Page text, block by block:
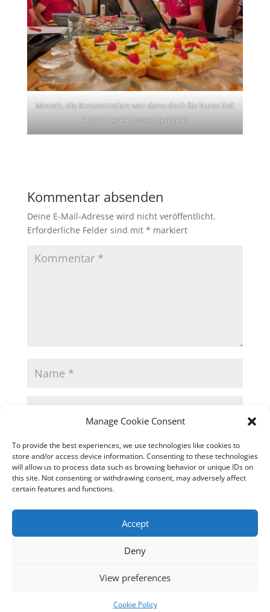
Manage Cookie Consent
To provide the best experiences, we use technologies like cookies to
store and/or access device information. Consenting to these technologies
will allow us to process data such as browsing behavior or unique IDs on
this site. Not consenting or withdrawing consent, may adversely affect
certain features and functions.
Accept
Deny
View preferences
Cookie Policy
Mmmh, die Konzentration war dann doch für kurze Zeit
auf die Leckerbissen gerichtet
Kommentar absenden
Deine E-Mail-Adresse wird nicht veröffentlicht.
Erforderliche Felder sind mit * markiert
Name, E-Mail-Adresse und Website in diesem
Browser für meinen nächsten Kommentar speichern.